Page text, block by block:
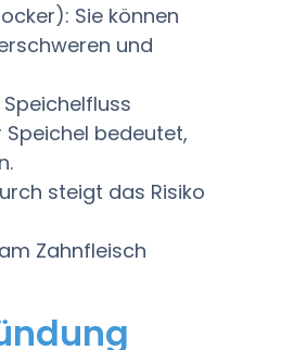
Sie können
und
bedeutet,
steigt das Risiko
Zahnfleisch